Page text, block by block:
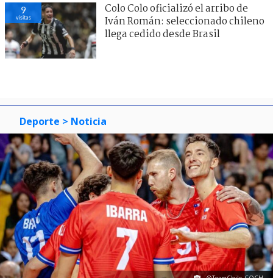
9
visitas
Colo Colo oficializó el arribo de
Iván Román: seleccionado chileno
llega cedido desde Brasil
Deporte > Noticia